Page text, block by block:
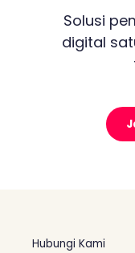
Solusi
digital
Hubungi Kami